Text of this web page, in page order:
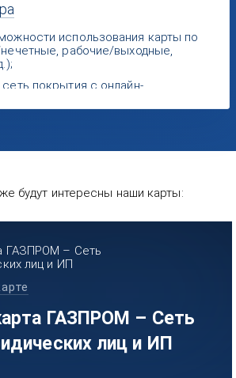
использования карты по
рабочие/выходные,
покрытия с онлайн-
будут интересны наши карты:
ГАЗПРОМ – Сеть
лиц и ИП